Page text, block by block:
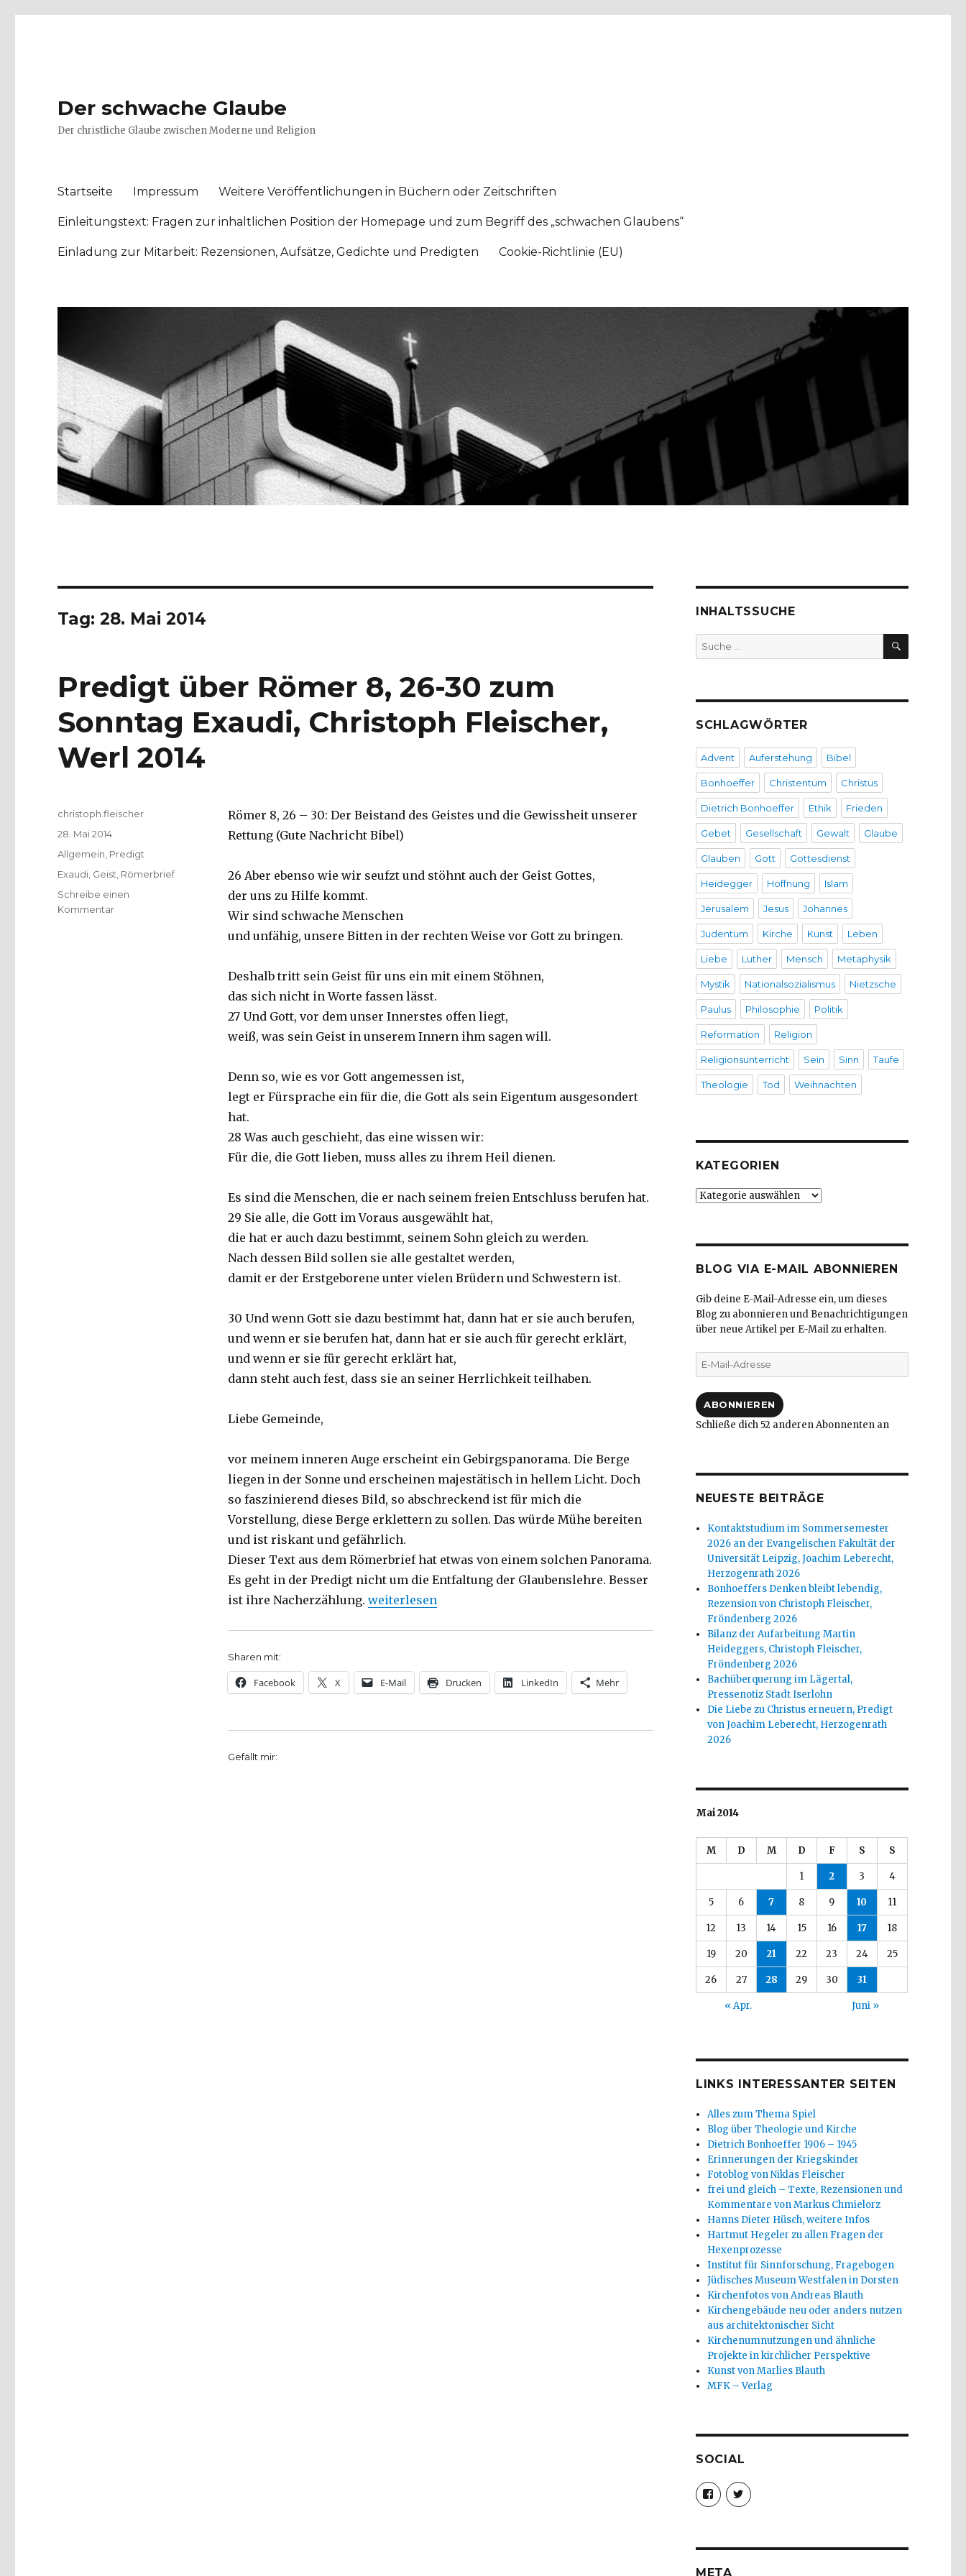
Der schwache Glaube
Der christliche Glaube zwischen Moderne und Religion
Startseite Impressum Weitere Veröffentlichungen in Büchern oder Zeitschriften
Einleitungstext: Fragen zur inhaltlichen Position der Homepage und zum Begriff des „schwachen Glaubens“
Einladung zur Mitarbeit: Rezensionen, Aufsätze, Gedichte und Predigten Cookie-Richtlinie (EU)
Tag:28. Mai 2014
Predigt über Römer 8, 26-30 zum
Sonntag Exaudi, Christoph Fleischer,
Werl 2014
Römer 8, 26 – 30: Der Beistand des Geistes und die Gewissheit unserer
Rettung (Gute Nachricht Bibel)
26 Aber ebenso wie wir seufzt und stöhnt auch der Geist Gottes,
der uns zu Hilfe kommt.
Wir sind schwache Menschen
und unfähig, unsere Bitten in der rechten Weise vor Gott zu bringen.
Deshalb tritt sein Geist für uns ein mit einem Stöhnen,
das sich nicht in Worte fassen lässt.
27 Und Gott, vor dem unser Innerstes offen liegt,
weiß, was sein Geist in unserem Innern ihm sagen will.
Denn so, wie es vor Gott angemessen ist,
legt er Fürsprache ein für die, die Gott als sein Eigentum ausgesondert
hat.
28 Was auch geschieht, das eine wissen wir:
Für die, die Gott lieben, muss alles zu ihrem Heil dienen.
Es sind die Menschen, die er nach seinem freien Entschluss berufen hat.
29 Sie alle, die Gott im Voraus ausgewählt hat,
die hat er auch dazu bestimmt, seinem Sohn gleich zu werden.
Nach dessen Bild sollen sie alle gestaltet werden,
damit er der Erstgeborene unter vielen Brüdern und Schwestern ist.
30 Und wenn Gott sie dazu bestimmt hat, dann hat er sie auch berufen,
und wenn er sie berufen hat, dann hat er sie auch für gerecht erklärt,
und wenn er sie für gerecht erklärt hat,
dann steht auch fest, dass sie an seiner Herrlichkeit teilhaben.
Liebe Gemeinde,
vor meinem inneren Auge erscheint ein Gebirgspanorama. Die Berge
liegen in der Sonne und erscheinen majestätisch in hellem Licht. Doch
so faszinierend dieses Bild, so abschreckend ist für mich die
Vorstellung, diese Berge erklettern zu sollen. Das würde Mühe bereiten
und ist riskant und gefährlich.
Dieser Text aus dem Römerbrief hat etwas von einem solchen Panorama.
Es geht in der Predigt nicht um die Entfaltung der Glaubenslehre. Besser
ist ihre Nacherzählung. „Predigt über Römer 8, 26-30 zum Sonntag Exaudi, Christoph Fleischer, Werl 2014“
weiterlesen
Sharen mit:
Facebook X E-Mail Drucken LinkedIn Mehr
Gefällt mir:
Autor
christoph.fleischer
Veröffentlicht
am
28. Mai 2014
Kategorien
Allgemein Predigt
Schlagwörter
Exaudi Geist Römerbrief
Schreibe einen
Kommentarzu
INHALTSSUCHE
Suche
nach:
SUCHEN
SCHLAGWÖRTER
Advent Auferstehung Bibel
Bonhoeffer Christentum Christus
Dietrich Bonhoeffer Ethik Frieden
Gebet Gesellschaft Gewalt Glaube
Glauben Gott Gottesdienst
Heidegger Hoffnung Islam
Jerusalem Jesus Johannes
Judentum Kirche Kunst Leben
Liebe Luther Mensch Metaphysik
Mystik Nationalsozialismus Nietzsche
Paulus Philosophie Politik
Reformation Religion
Religionsunterricht Sein Sinn Taufe
Theologie Tod Weihnachten
KATEGORIEN
Kategorien
BLOG VIA E-MAIL ABONNIEREN
Gib deine E-Mail-Adresse ein, um dieses
Blog zu abonnieren und Benachrichtigungen
über neue Artikel per E-Mail zu erhalten.
E-
Mail-
ABONNIEREN
Schließe dich 52 anderen Abonnenten an
NEUESTE BEITRÄGE
Kontaktstudium im Sommersemester
2026 an der Evangelischen Fakultät der
Universität Leipzig, Joachim Leberecht,
Herzogenrath 2026
Bonhoeffers Denken bleibt lebendig,
Rezension von Christoph Fleischer,
Fröndenberg 2026
Bilanz der Aufarbeitung Martin
Heideggers, Christoph Fleischer,
Fröndenberg 2026
Bachüberquerung im Lägertal,
Pressenotiz Stadt Iserlohn
Die Liebe zu Christus erneuern, Predigt
von Joachim Leberecht, Herzogenrath
2026
Mai 2014
M D M D F S S
1 2 3 4
5 6 7 8 9 10 11
12 13 14 15 16 17 18
19 20 21 22 23 24 25
26 27 28 29 30 31
« Apr. Juni »
LINKS INTERESSANTER SEITEN
Alles zum Thema Spiel
Blog über Theologie und Kirche
Dietrich Bonhoeffer 1906 – 1945
Erinnerungen der Kriegskinder
Fotoblog von Niklas Fleischer
frei und gleich – Texte, Rezensionen und
Kommentare von Markus Chmielorz
Hanns Dieter Hüsch, weitere Infos
Hartmut Hegeler zu allen Fragen der
Hexenprozesse
Institut für Sinnforschung, Fragebogen
Jüdisches Museum Westfalen in Dorsten
Kirchenfotos von Andreas Blauth
Kirchengebäude neu oder anders nutzen
aus architektonischer Sicht
Kirchenumnutzungen und ähnliche
Projekte in kirchlicher Perspektive
Kunst von Marlies Blauth
MFK – Verlag
SOCIAL
Profil
von
christoph.fleischer1
anzeigen
Profil
von
anzeigen
META